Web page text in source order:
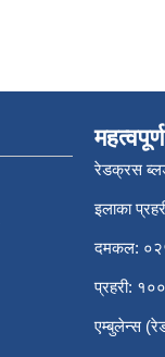
रेडक्रस
इलाका
दमकल:
प्रहरी:
एम्बुलेन्स